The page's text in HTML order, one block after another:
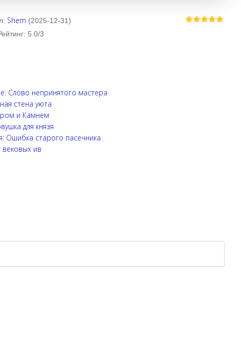
: Shem (2025-12-31)
: 5.0/3
Слово непринятого мастера
стена уюта
и Камнем
для князя
Ошибка старого пасечника
ив